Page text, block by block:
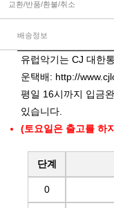
교환/반품/환불/취소
배송정보
유럽악기는 CJ 대한
운택배: http://
평일 16시까지 입금
있습니다.
(토요일은 출고를 하
단계
0